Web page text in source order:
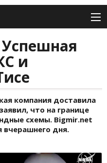
и
компания доставила
что на границе
схемы. Bigmir.net
вчерашнего дня.